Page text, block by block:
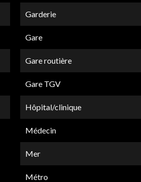
Garderie
Gare
Gare routière
Gare TGV
Hôpital/clinique
Médecin
Mer
Métro